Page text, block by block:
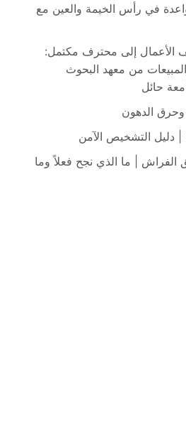
في رأس الخيمة والعين مع
الأعمال إلى محترف مكتمل:
من معهد البحوث
حائل
| دليل التشخيص الآمن
| ما الذي نجح فعلاً وما